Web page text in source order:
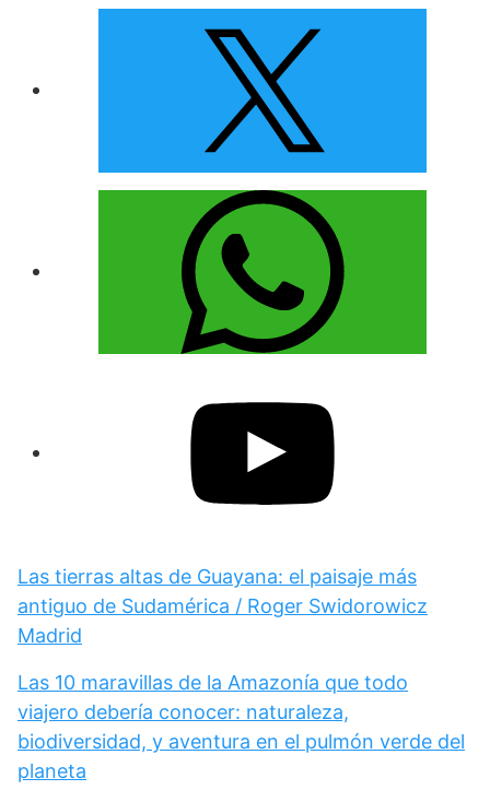
Las tierras altas de Guayana: el paisaje más
antiguo de Sudamérica / Roger Swidorowicz
Madrid
Las 10 maravillas de la Amazonía que todo
viajero debería conocer: naturaleza,
biodiversidad, y aventura en el pulmón verde del
planeta